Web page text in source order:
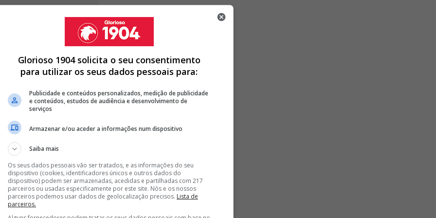
Costa chegou ao centro de treinos por volta das
José Mourinho passar pelos mesmos portões.A
avistar os dois pilares do Benfica à conversa, a
sábado, 16 de maio.
NÃO TEM INTERESSE EM COMPRAR FUTEBOLISTA DO
DO BENFICA RUMO AO REAL MADRID POR... 20 MILHÕES DE
COM O BENFICA E VAI TRABALHAR COM MOURINHO NO
Glorioso 1904 solicita o seu consentimento
para utilizar os seus dados pessoais para:
Publicidade e conteúdos personalizados, medição de publicidade
e conteúdos, estudos de audiência e desenvolvimento de
serviços
Armazenar e/ou aceder a informações num dispositivo
Saiba mais
Os seus dados pessoais vão ser tratados, e as informações do seu
dispositivo (cookies, identificadores únicos e outros dados do
dispositivo) podem ser armazenadas, acedidas e partilhadas com 217
parceiros ou usadas especificamente por este site. Nós e os nossos
parceiros podemos usar dados de geolocalização precisos. Lista de
parceiros.